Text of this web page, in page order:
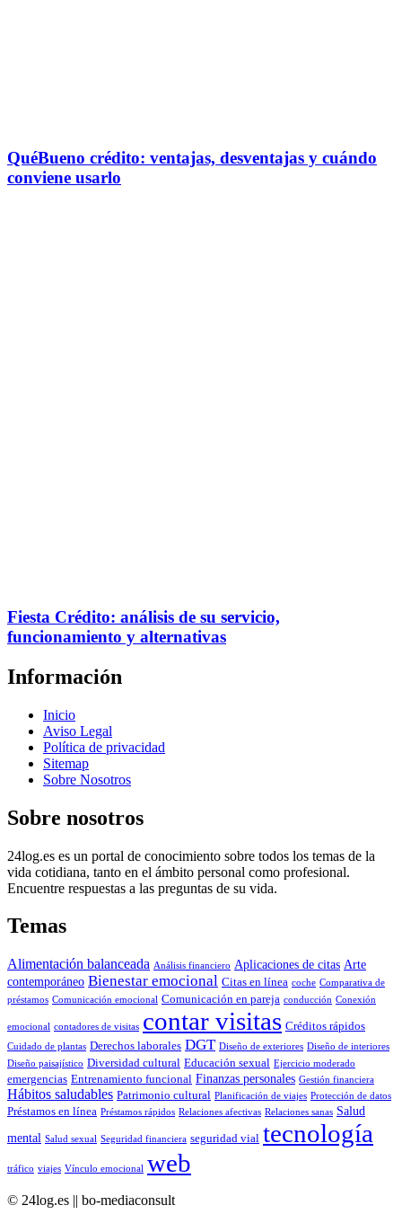
QuéBueno crédito: ventajas, desventajas y cuándo
conviene usarlo
Fiesta Crédito: análisis de su servicio,
funcionamiento y alternativas
Información
Inicio
Aviso Legal
Política de privacidad
Sitemap
Sobre Nosotros
Sobre nosotros
24log.es es un portal de conocimiento sobre todos los temas de la
vida cotidiana, tanto en el ámbito personal como profesional.
Encuentre respuestas a las preguntas de su vida.
Temas
Alimentación balanceada Análisis financiero Aplicaciones de citas Arte
contemporáneo Bienestar emocional Citas en línea coche Comparativa de
préstamos Comunicación emocional Comunicación en pareja conducción Conexión
emocional contadores de visitas contar visitas Créditos rápidos
Cuidado de plantas Derechos laborales DGT Diseño de exteriores Diseño de interiores
Diseño paisajístico Diversidad cultural Educación sexual Ejercicio moderado
emergencias Entrenamiento funcional Finanzas personales Gestión financiera
Hábitos saludables Patrimonio cultural Planificación de viajes Protección de datos
Préstamos en línea Préstamos rápidos Relaciones afectivas Relaciones sanas Salud
mental Salud sexual Seguridad financiera seguridad vial tecnología
tráfico viajes Vínculo emocional web
© 24log.es || bo-mediaconsult